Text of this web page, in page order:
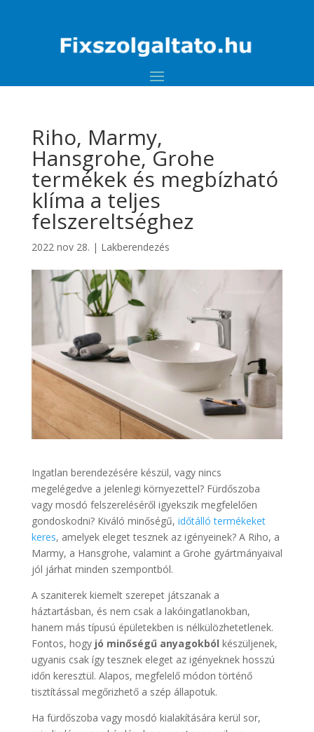
Riho, Marmy,
Hansgrohe, Grohe
termékek és megbízható
klíma a teljes
felszereltséghez
2022 nov 28. | Lakberendezés
Ingatlan berendezésére készül, vagy nincs
megelégedve a jelenlegi környezettel? Fürdőszoba
vagy mosdó felszereléséről igyekszik megfelelően
gondoskodni? Kiváló minőségű, időtálló termékeket
keres, amelyek eleget tesznek az igényeinek? A Riho, a
Marmy, a Hansgrohe, valamint a Grohe gyártmányaival
jól járhat minden szempontból.
A szaniterek kiemelt szerepet játszanak a
háztartásban, és nem csak a lakóingatlanokban,
hanem más típusú épületekben is nélkülözhetetlenek.
Fontos, hogy jó minőségű anyagokból készüljenek,
ugyanis csak így tesznek eleget az igényeknek hosszú
időn keresztül. Alapos, megfelelő módon történő
tisztítással megőrizhető a szép állapotuk.
Ha fürdőszoba vagy mosdó kialakítására kerül sor,